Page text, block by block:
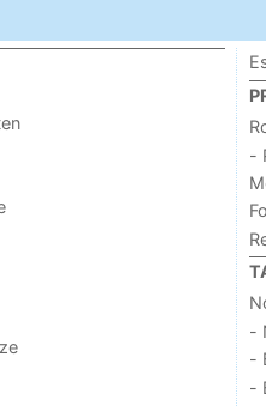
-
-
-
-